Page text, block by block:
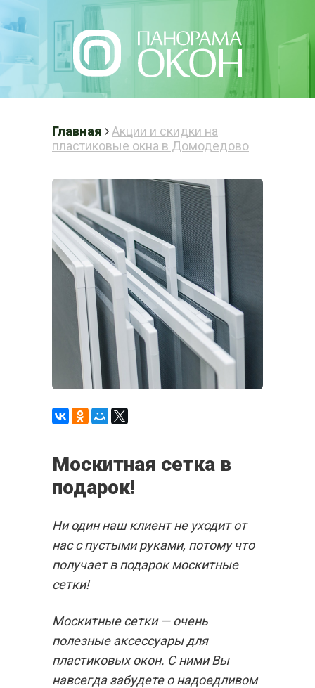
ОКНА В
ДОМОДЕДОВО
Готовые решения
Главная
Акции и скидки на
пластиковые окна в Домодедово
Москитная сетка в
подарок!
Ни один наш клиент не уходит от
нас с пустыми руками, потому что
получает в подарок москитные
сетки!
Москитные сетки — очень
полезные аксессуары для
пластиковых окон. С ними Вы
навсегда забудете о надоедливом